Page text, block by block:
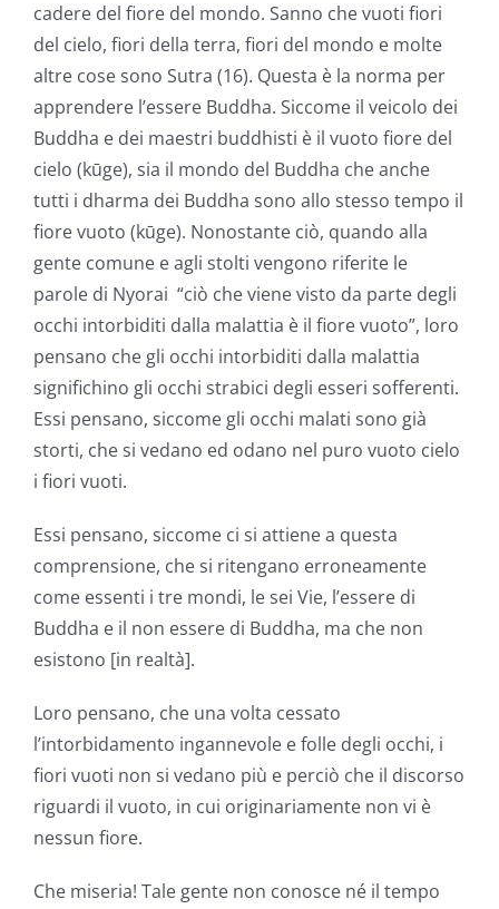
cadere del fiore del mondo. Sanno che vuoti fiori
del cielo, fiori della terra, fiori del mondo e molte
altre cose sono Sutra (16). Questa è la norma per
apprendere l’essere Buddha. Siccome il veicolo dei
Buddha e dei maestri buddhisti è il vuoto fiore del
cielo (kūge), sia il mondo del Buddha che anche
tutti i dharma dei Buddha sono allo stesso tempo il
fiore vuoto (kūge). Nonostante ciò, quando alla
gente comune e agli stolti vengono riferite le
parole di Nyorai “ciò che viene visto da parte degli
occhi intorbiditi dalla malattia è il fiore vuoto”, loro
pensano che gli occhi intorbiditi dalla malattia
significhino gli occhi strabici degli esseri sofferenti.
Essi pensano, siccome gli occhi malati sono già
storti, che si vedano ed odano nel puro vuoto cielo
i fiori vuoti.
Essi pensano, siccome ci si attiene a questa
comprensione, che si ritengano erroneamente
come essenti i tre mondi, le sei Vie, l’essere di
Buddha e il non essere di Buddha, ma che non
esistono [in realtà].
Loro pensano, che una volta cessato
l’intorbidamento ingannevole e folle degli occhi, i
fiori vuoti non si vedano più e perciò che il discorso
riguardi il vuoto, in cui originariamente non vi è
nessun fiore.
Che miseria! Tale gente non conosce né il tempo